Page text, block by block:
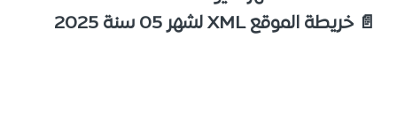
📄 خريطة الموقع XML لشهر 05 سنة 2025